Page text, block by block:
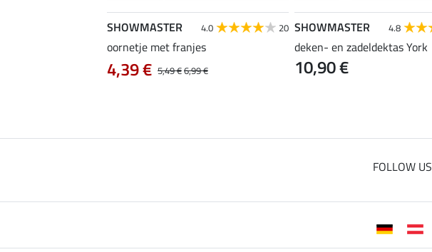
SHOWMASTER 4.0 20
oornetje met franjes
5,49 €6,99 €
4,39 €
SHOWMASTER 4.8
deken- en zadeldektas York
10,90 €
FOLLOW US